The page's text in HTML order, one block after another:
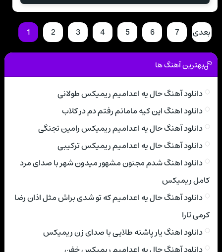
1 2 3 4 5 6 7 بعدی
بهترین آهنگ ها
دانلود آهنگ حال یه اعدامیم ریمیکس طولانی
دانلود اهنگ این کیه مامانم رفتم دم در کلاب
دانلود آهنگ حال یه اعدامیم ریمیکس رامین تجنگی
دانلود آهنگ حال یه اعدامیم ریمیکس ترکیبی
دانلود اهنگ شدم مجنون مشهور میدون شهر با صدای مرد
کامل ریمیکس
دانلود آهنگ حال یه اعدامیم که تو شدی براش مثل اذان رضا
کرمی تارا
دانلود اهنگ یار پاشنه طلایی با صدای زن ریمیکس